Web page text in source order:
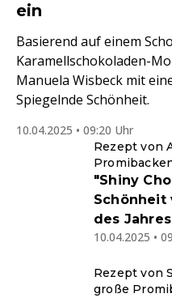
ein
Basierend auf einem
Karamellschokoladen-
Manuela Wisbeck mit
Spiegelnde Schönheit.
10.04.2025 • 09:20 Uhr
Rezept von
"Shiny
Schönheit
des
10.04.2025 •
Rezept von
große